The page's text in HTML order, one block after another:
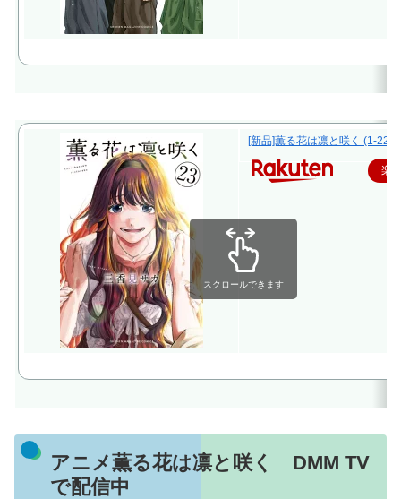
[新品]薫る花は凛と咲く (1-22
楽
スクロールできます
アニメ薫る花は凛と咲く DMM TV
で配信中